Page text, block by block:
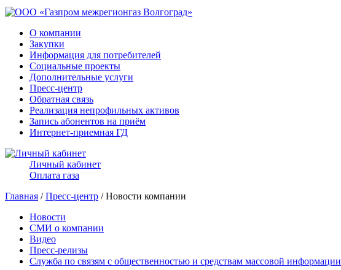
О компании
Закупки
Информация для потребителей
Социальные проекты
Дополнительные услуги
Пресс-центр
Обратная связь
Реализация непрофильных активов
Запись абонентов на приём
Интернет-приемная ГД
Личный кабинет
Оплата газа
Главная /Пресс-центр / Новости компании
Новости
СМИ о компании
Видео
Пресс-релизы
Служба по связям с общественностью и средствам массовой информации